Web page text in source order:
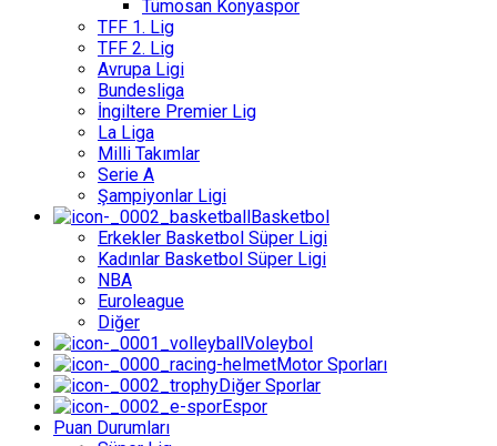
Tümosan Konyaspor
TFF 1. Lig
TFF 2. Lig
Avrupa Ligi
Bundesliga
İngiltere Premier Lig
La Liga
Milli Takımlar
Serie A
Şampiyonlar Ligi
Basketbol
Erkekler Basketbol Süper Ligi
Kadınlar Basketbol Süper Ligi
NBA
Euroleague
Diğer
Voleybol
Motor Sporları
Diğer Sporlar
Espor
Puan Durumları